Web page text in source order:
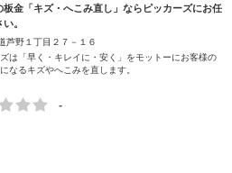
板金「キズ・へこみ直し」ならピッカーズにお任
。
芦野１丁目２７－１６
は「早く・キレイに・安く」をモットーにお客様の
なるキズやへこみを直します。
-